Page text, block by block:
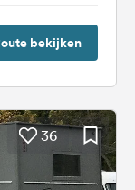
bekijken
36